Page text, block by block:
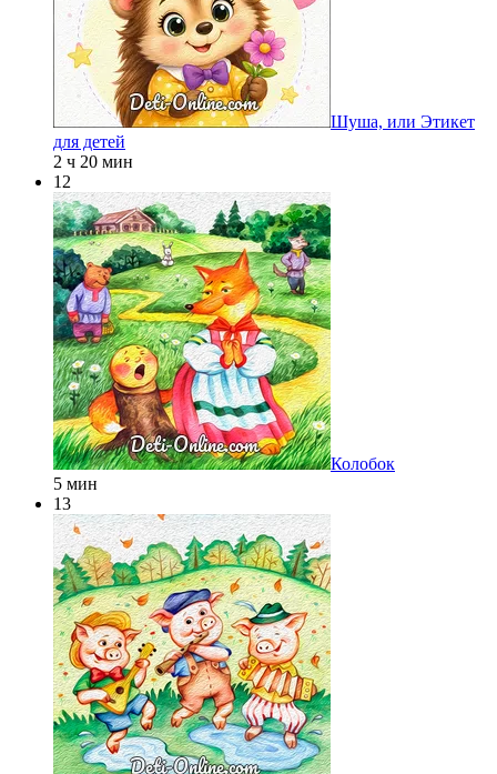
Шуша, или Этикет
для детей
2 ч 20 мин
12
Колобок
5 мин
13